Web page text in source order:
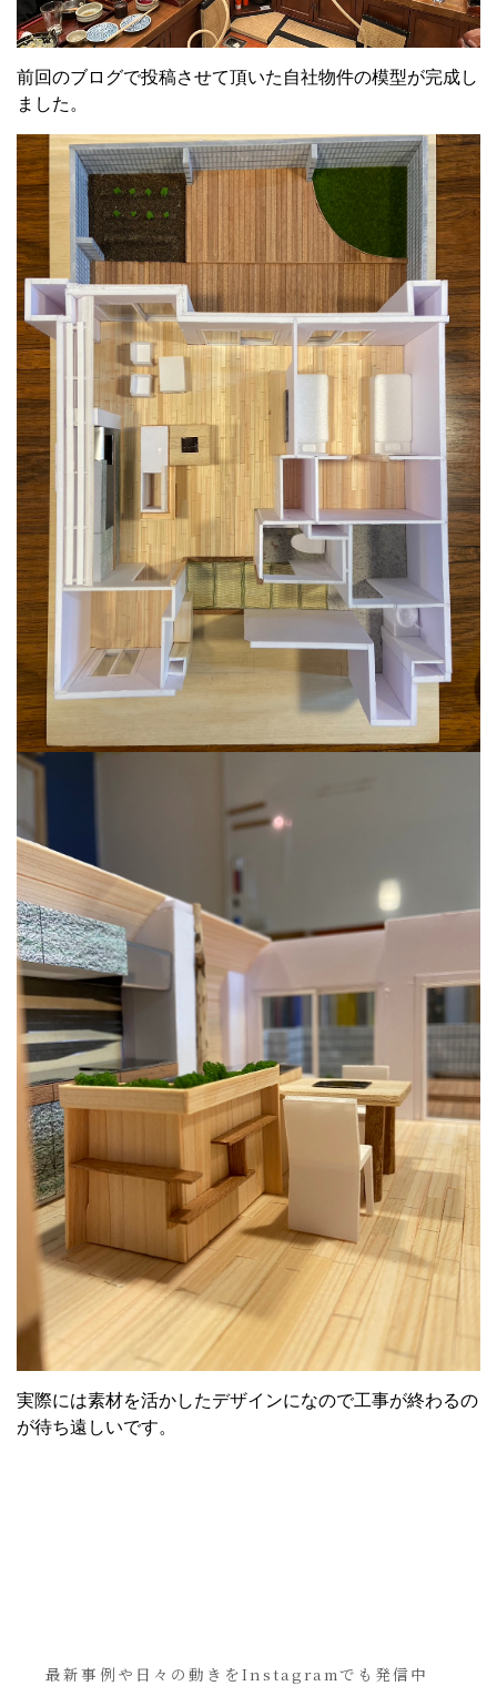
前回のブログで投稿させて頂いた自社物件の模型が完成し
ました。
実際には素材を活かしたデザインになので工事が終わるの
が待ち遠しいです。
最新事例や日々の動きをInstagramでも発信中